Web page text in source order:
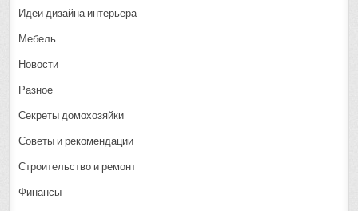
Идеи дизайна интерьера
Мебель
Новости
Разное
Секреты домохозяйки
Советы и рекомендации
Строительство и ремонт
Финансы